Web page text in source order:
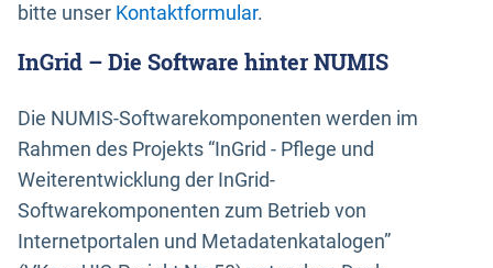
bitte unser Kontaktformular.
InGrid – Die Software hinter NUMIS
Die NUMIS-Softwarekomponenten werden im
Rahmen des Projekts “InGrid - Pflege und
Weiterentwicklung der InGrid-
Softwarekomponenten zum Betrieb von
Internetportalen und Metadatenkatalogen”